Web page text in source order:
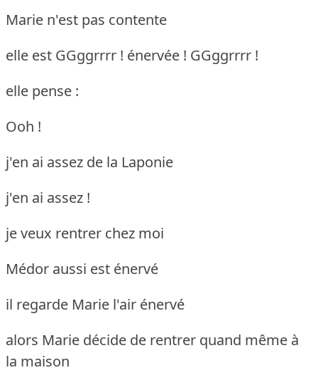
Marie n'est pas contente
elle est GGggrrrr ! énervée ! GGggrrrr !
elle pense :
Ooh !
j'en ai assez de la Laponie
j'en ai assez !
je veux rentrer chez moi
Médor aussi est énervé
il regarde Marie l'air énervé
alors Marie décide de rentrer quand même à
la maison